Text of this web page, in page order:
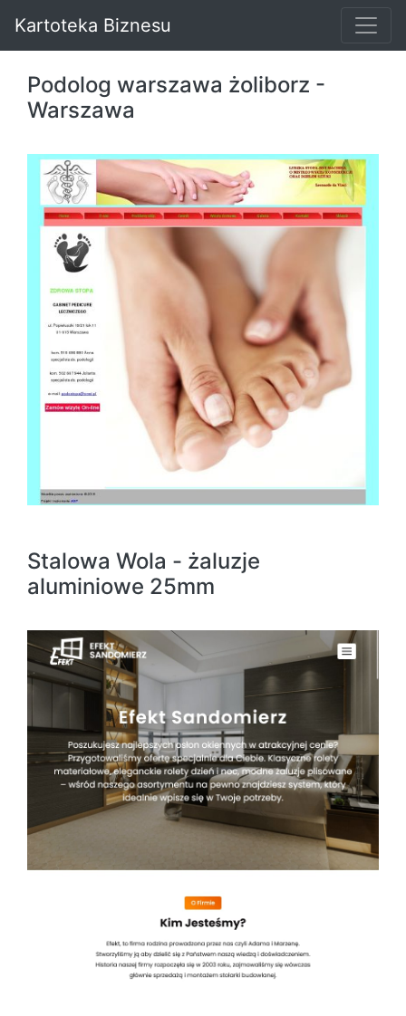
Kartoteka Biznesu
Podolog warszawa żoliborz -
Warszawa
Stalowa Wola - żaluzje
aluminiowe 25mm